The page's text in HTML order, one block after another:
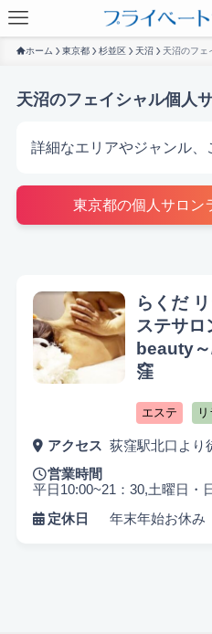
ホーム 東京都 杉並区 天沼 天沼のフェ
天沼のフェイシャル個人
詳細なエリアやジャンル、
サロンを探す
東京都の個人サロン
らくだ
ステサ
beauty
窪
エステ
アクセス 荻窪駅北口より
営業時間
平日10:00~21：30,土曜日・
定休日
年末年始お休み